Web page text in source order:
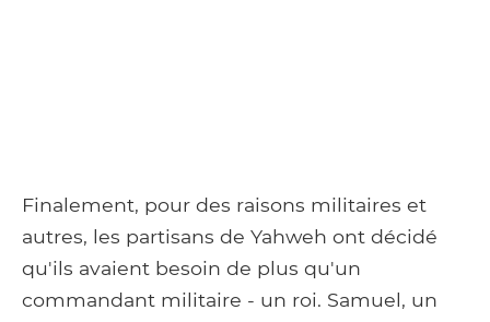
Finalement, pour des raisons militaires et
autres, les partisans de Yahweh ont décidé
qu'ils avaient besoin de plus qu'un
commandant militaire - un roi. Samuel, un